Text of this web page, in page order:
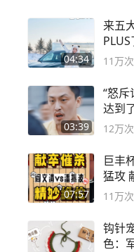
04:34
来五
封40
11万
03:39
“怒
达到
12万
07:57
巨丰杯 勇弃双马 阎大
猛攻 献卒催杀 潘大师精妙入
局
11万
钩针宠物